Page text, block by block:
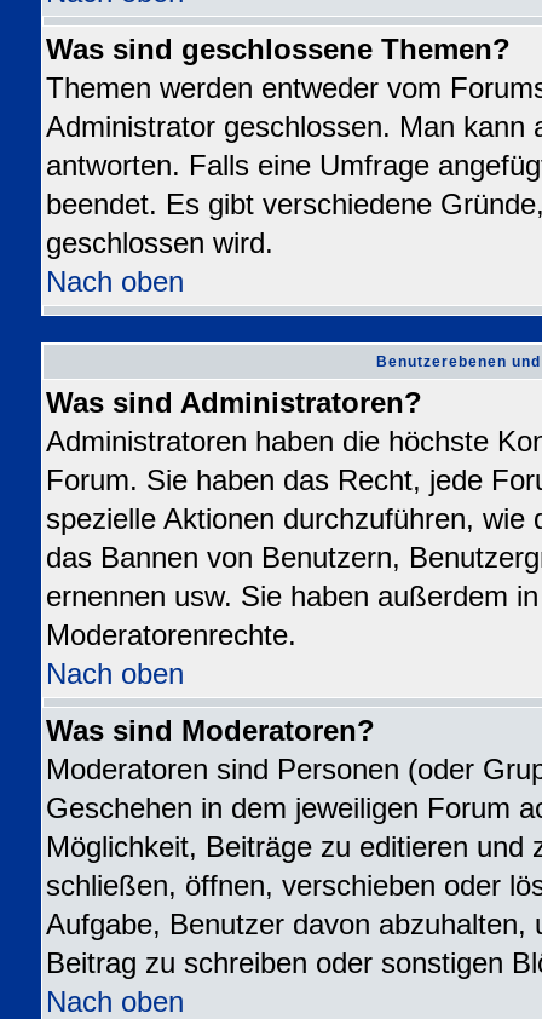
Was sind geschlossene Themen?
Themen werden entweder vom
Administrator geschlossen. Man kann
antworten. Falls eine Umfrage
beendet. Es gibt verschiedene
geschlossen wird.
Nach oben
Benutzerebenen
Was sind Administratoren?
Administratoren haben die höchste
Forum. Sie haben das Recht, jede
spezielle Aktionen durchzuführen, wie
das Bannen von Benutzern,
ernennen usw. Sie haben außerdem
Moderatorenrechte.
Nach oben
Was sind Moderatoren?
Moderatoren sind Personen (oder
Geschehen in dem jeweiligen Forum
Möglichkeit, Beiträge zu editieren und
schließen, öffnen, verschieben oder
Aufgabe, Benutzer davon abzuhalten,
Beitrag zu schreiben oder sonstigen
Nach oben